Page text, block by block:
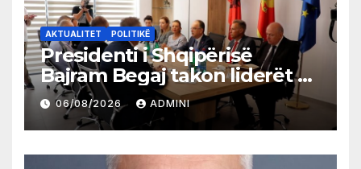
AKTUALITET POLITIKË
Presidenti i Shqipërisë
Bajram Begaj takon liderët e
partive shqiptare në Ulqin
06/08/2026 ADMINI